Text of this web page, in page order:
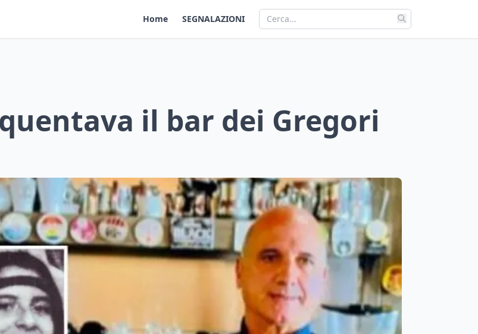
Home SEGNALAZIONI
il bar dei Gregori